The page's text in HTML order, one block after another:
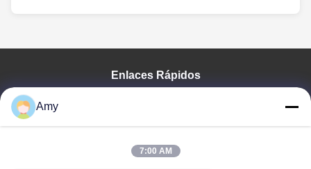
Enlaces Rápidos
Demostración De VR
Amy
7:00 AM